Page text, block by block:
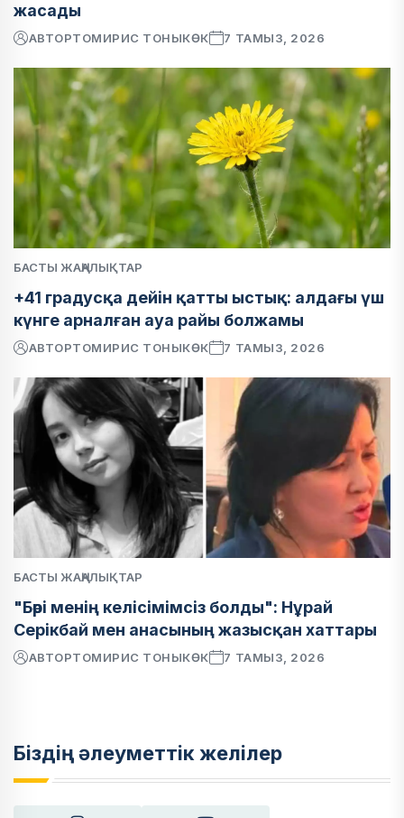
жасады
АВТОРТОМИРИС ТОНЫКӨК 7 ТАМЫЗ, 2026
БАСТЫ ЖАҢАЛЫҚТАР
+41 градусқа дейін қатты ыстық: алдағы үш
күнге арналған ауа райы болжамы
АВТОРТОМИРИС ТОНЫКӨК 7 ТАМЫЗ, 2026
БАСТЫ ЖАҢАЛЫҚТАР
"Бәрі менің келісімімсіз болды": Нұрай
Серікбай мен анасының жазысқан хаттары
АВТОРТОМИРИС ТОНЫКӨК 7 ТАМЫЗ, 2026
Біздің әлеуметтік желілер